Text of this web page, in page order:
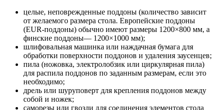
целые, неповрежденные поддоны (количество зависит
от желаемого размера стола. Европейские поддоны
(EUR-поддоны) обычно имеют размеры 1200×800 мм, а
финские поддоны— 1200×1000 мм);
шлифовальная машинка или наждачная бумага для
обработки поверхности поддонов и удаления заусенцев;
пила (ножовка, электролобзик или циркулярная пила)
для распила поддонов по заданным размерам, если это
необходимо;
дрель или шуруповерт для крепления поддонов между
собой и ножек;
саморезы или гвозди для соединения элементов стола